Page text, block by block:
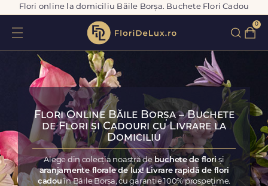
Flori online la domiciliu Băile Borșa. Buchete Flori Cadou
0
Flori Online Băile Borșa – Buchete
de Flori și Cadouri cu Livrare la
Domiciliu
Alege din colecția noastră de buchete de floriși
aranjamente florale de lux! Livrare rapidă de flori
cadou în Băile Borșa, cu garanție 100% prospețime.